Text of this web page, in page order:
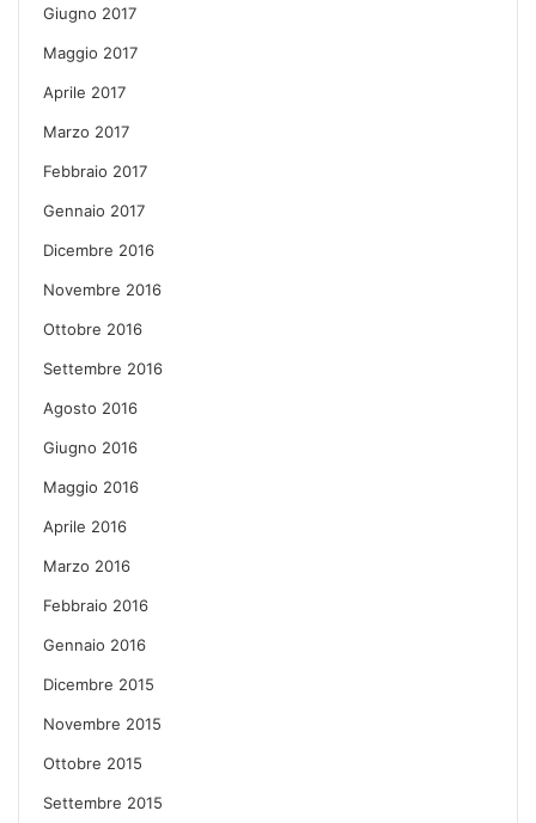
Giugno 2017
Maggio 2017
Aprile 2017
Marzo 2017
Febbraio 2017
Gennaio 2017
Dicembre 2016
Novembre 2016
Ottobre 2016
Settembre 2016
Agosto 2016
Giugno 2016
Maggio 2016
Aprile 2016
Marzo 2016
Febbraio 2016
Gennaio 2016
Dicembre 2015
Novembre 2015
Ottobre 2015
Settembre 2015